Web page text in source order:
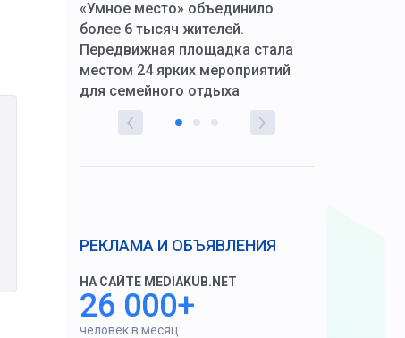
«Умное место» объединило
более 6 тысяч жителей.
Передвижная площадка стала
местом 24 ярких мероприятий
для семейного отдыха
РЕКЛАМА И ОБЪЯВЛЕНИЯ
НА САЙТЕ MEDIAKUB.NET
26 000+
человек в месяц